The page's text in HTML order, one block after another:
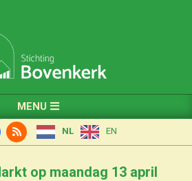
MENU
NL EN
op maandag 13 april